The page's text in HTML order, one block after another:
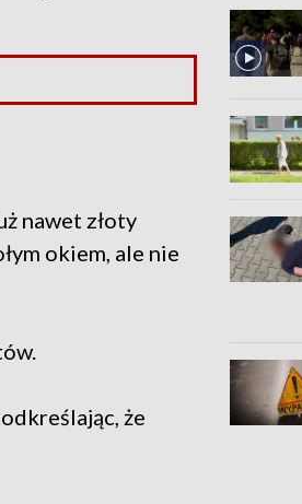
nawet złoty
okiem, ale nie
że